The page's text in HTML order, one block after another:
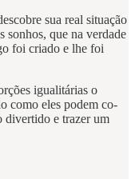
sua real situação
sonhos, que na verdade
foi criado e lhe foi
igualitárias o
como eles podem co-
divertido e trazer um